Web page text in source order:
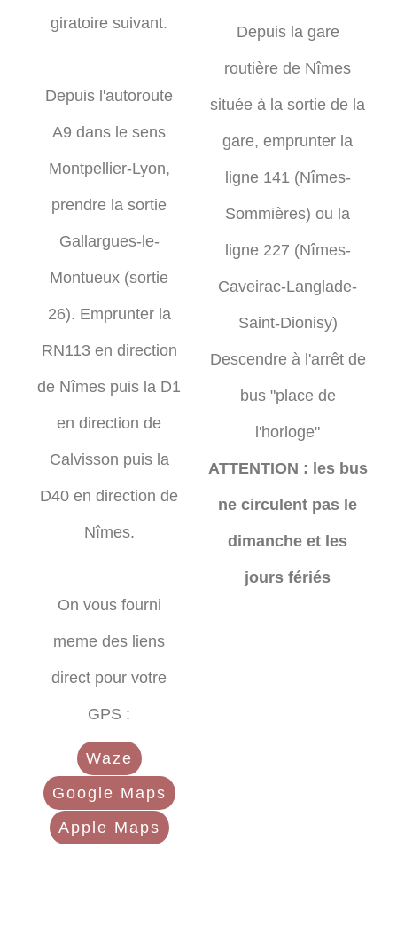
giratoire suivant.
Depuis l'autoroute
A9 dans le sens
Montpellier-Lyon,
prendre la sortie
Gallargues-le-
Montueux (sortie
26). Emprunter la
RN113 en direction
de Nîmes puis la D1
en direction de
Calvisson puis la
D40 en direction de
Nîmes.
On vous fourni
meme des liens
direct pour votre
GPS :
Waze
Google Maps
Apple Maps
Depuis la gare
routière de Nîmes
située à la sortie de la
gare, emprunter la
ligne 141 (Nîmes-
Sommières) ou la
ligne 227 (Nîmes-
Caveirac-Langlade-
Saint-Dionisy)
Descendre à l'arrêt de
bus "place de
l'horloge"
ATTENTION : les bus
ne circulent pas le
dimanche et les
jours fériés